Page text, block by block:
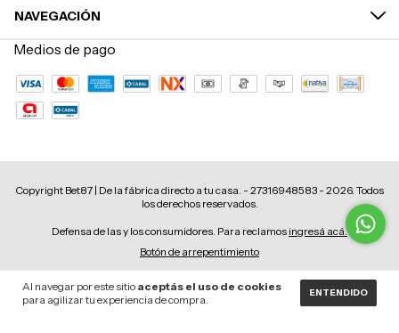
Al navegar por este sitio aceptás el uso de cookies
para agilizar tu experiencia de compra.
ENTENDIDO
NAVEGACIÓN
Medios de pago
Copyright Bet87 | De la fábrica directo a tu casa. - 27316948583 - 2026. Todos
los derechos reservados.
Defensa de las y los consumidores. Para reclamos ingresá acá.
Botón de arrepentimiento